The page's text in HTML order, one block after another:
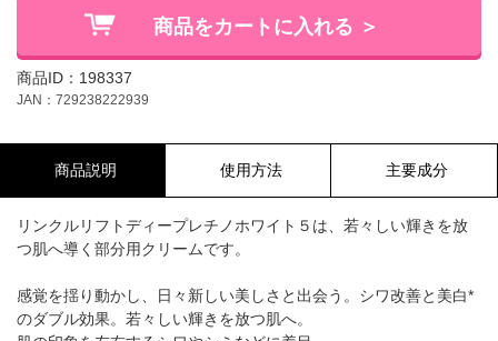
商品をカートに入れる ＞
商品ID：198337
JAN：729238222939
商品説明 使用方法 主要成分
リンクルリフトディープレチノホワイト５は、若々しい輝きを放
つ肌へ導く部分用クリームです。
感覚を揺り動かし、日々新しい美しさと出会う。シワ改善と美白*
のダブル効果。若々しい輝きを放つ肌へ。